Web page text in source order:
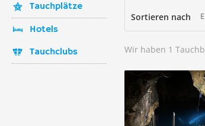
Tauchplätze
Hotels
Tauchclubs
Sortieren nach
Wir haben 1